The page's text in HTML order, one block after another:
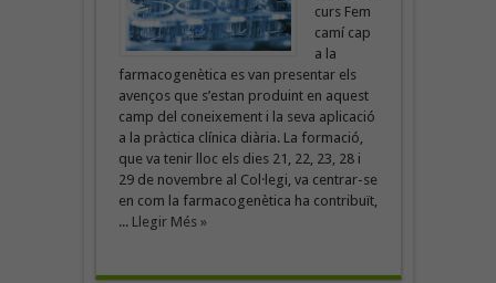
curs Fem
camí cap
a la
farmacogenètica es van presentar els
avenços que s’estan produint en aquest
camp del coneixement i la seva aplicació
a la pràctica clínica diària. La formació,
que va tenir lloc els dies 21, 22, 23, 28 i
29 de novembre al Col·legi, va centrar-se
en com la farmacogenètica ha contribuït,
... Llegir Més »